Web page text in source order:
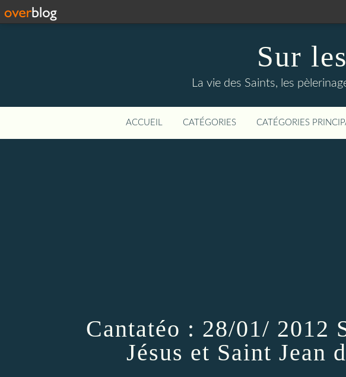
Sur
La vie des Saints, les
ACCUEIL CATÉGORIES CATÉGORIES
Cantatéo : 28/01/ 2012
Jésus et Saint Jean